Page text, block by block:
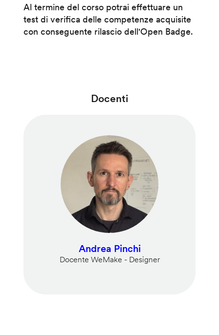
Al termine del corso potrai effettuare un
test di verifica delle competenze acquisite
con conseguente rilascio dell'Open Badge.
Docenti
Andrea Pinchi
Docente WeMake - Designer